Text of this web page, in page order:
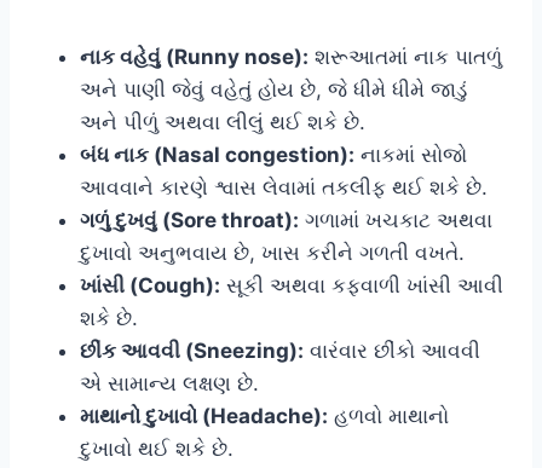
નાક વહેવું (Runny nose): શરૂઆતમાં નાક પાતળું
અને પાણી જેવું વહેતું હોય છે, જે ધીમે ધીમે જાડું
અને પીળું અથવા લીલું થઈ શકે છે.
બંધ નાક (Nasal congestion): નાકમાં સોજો
આવવાને કારણે શ્વાસ લેવામાં તકલીફ થઈ શકે છે.
ગળું દુખવું (Sore throat): ગળામાં ખચકાટ અથવા
દુખાવો અનુભવાય છે, ખાસ કરીને ગળતી વખતે.
ખાંસી (Cough): સૂકી અથવા કફવાળી ખાંસી આવી
શકે છે.
છીંક આવવી (Sneezing): વારંવાર છીંકો આવવી
એ સામાન્ય લક્ષણ છે.
માથાનો દુખાવો (Headache): હળવો માથાનો
દુખાવો થઈ શકે છે.